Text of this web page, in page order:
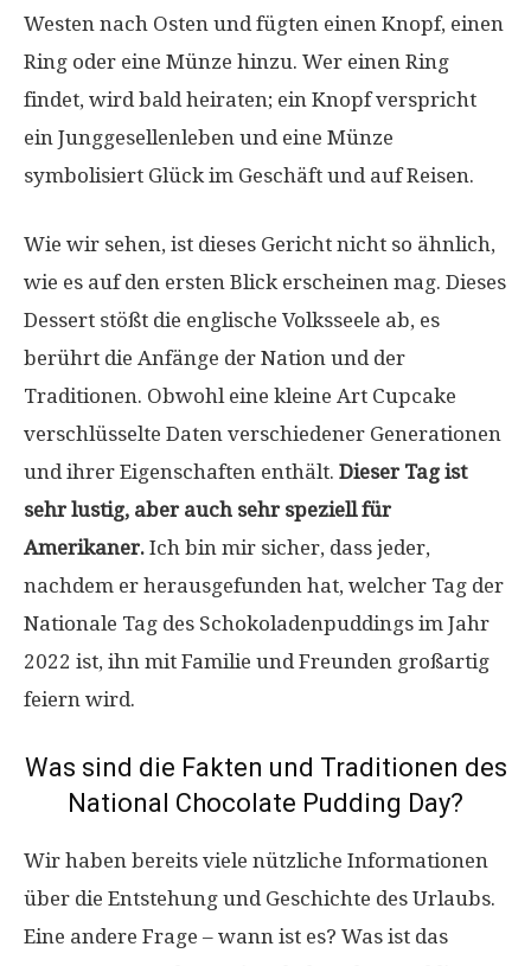
Westen nach Osten und fügten einen Knopf, einen
Ring oder eine Münze hinzu. Wer einen Ring
findet, wird bald heiraten; ein Knopf verspricht
ein Junggesellenleben und eine Münze
symbolisiert Glück im Geschäft und auf Reisen.
Wie wir sehen, ist dieses Gericht nicht so ähnlich,
wie es auf den ersten Blick erscheinen mag. Dieses
Dessert stößt die englische Volksseele ab, es
berührt die Anfänge der Nation und der
Traditionen. Obwohl eine kleine Art Cupcake
verschlüsselte Daten verschiedener Generationen
und ihrer Eigenschaften enthält. Dieser Tag ist
sehr lustig, aber auch sehr speziell für
Amerikaner. Ich bin mir sicher, dass jeder,
nachdem er herausgefunden hat, welcher Tag der
Nationale Tag des Schokoladenpuddings im Jahr
2022 ist, ihn mit Familie und Freunden großartig
feiern wird.
Was sind die Fakten und Traditionen des
National Chocolate Pudding Day?
Wir haben bereits viele nützliche Informationen
über die Entstehung und Geschichte des Urlaubs.
Eine andere Frage – wann ist es? Was ist das